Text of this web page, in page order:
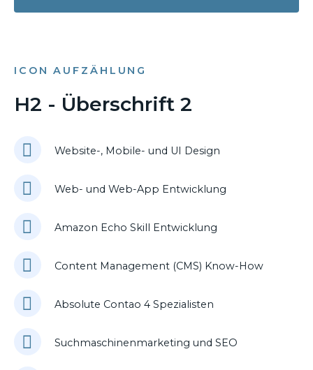
ICON AUFZÄHLUNG
H2 - Überschrift 2
Website-, Mobile- und UI Design
Web- und Web-App Entwicklung
Amazon Echo Skill Entwicklung
Content Management (CMS) Know-How
Absolute Contao 4 Spezialisten
Suchmaschinenmarketing und SEO